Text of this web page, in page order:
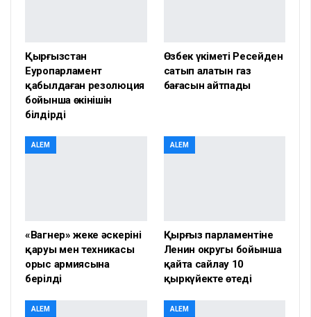
Қырғызстан
Еуропарламент
қабылдаған резолюция
бойынша өкінішін
білдірді
Өзбек үкіметі Ресейден
сатып алатын газ
бағасын айтпады
ALEM
«Вагнер» жеке әскерінің
қаруы мен техникасы
орыс армиясына
берілді
ALEM
Қырғыз парламентіне
Ленин округы бойынша
қайта сайлау 10
қыркүйекте өтеді
ALEM ALEM